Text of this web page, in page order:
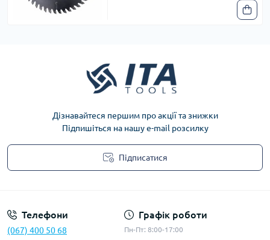
Дізнавайтеся першим про акції та знижки
Підпишіться на нашу e-mail розсилку
Підписатися
Телефони
(067) 400 50 68
Графік роботи
Пн-Пт: 8:00-17:00